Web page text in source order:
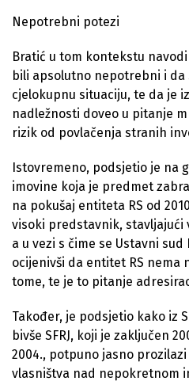
Nepotrebni potezi
Bratić u tom kontekstu
bili apsolutno nepotrebni i da
cjelokupnu situaciju, te da je
nadležnosti doveo u pitanje
rizik od povlačenja stranih
Istovremeno, podsjetio je na
imovine koja je predmet
na pokušaj entiteta RS od
visoki predstavnik, stavljajući
a u vezi s čime se Ustavni sud
ocijenivši da entitet RS nema
tome, te je to pitanje
Također, je podsjetio kako iz
bivše SFRJ, koji je zaključen
2004., potpuno jasno
vlasništva nad nepokretnom